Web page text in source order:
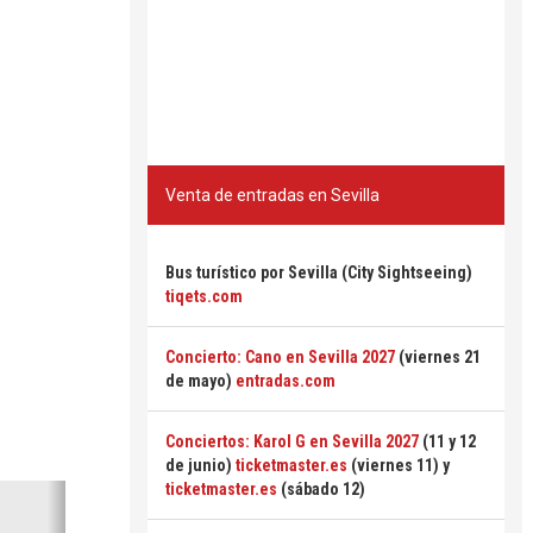
Venta de entradas en Sevilla
Bus turístico por Sevilla (City Sightseeing)
tiqets.com
Concierto: Cano en Sevilla 2027 (viernes 21
de mayo) entradas.com
Conciertos: Karol G en Sevilla 2027 (11 y 12
de junio) ticketmaster.es (viernes 11) y
ticketmaster.es (sábado 12)